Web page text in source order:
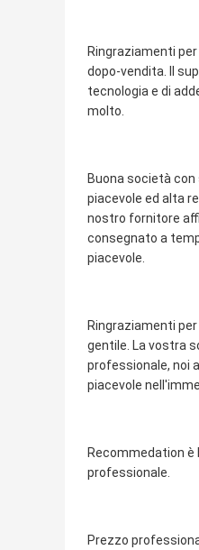
Ringraziamenti
dopo-vendita. Il
tecnologia e di
molto.
Buona società
piacevole ed alta
nostro fornitore
consegnato a
piacevole.
Ringraziamenti
gentile. La vostra
professionale, noi
piacevole
Recommedation è
professionale.
Prezzo